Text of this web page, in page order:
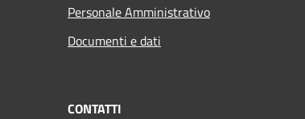
Personale Amministrativo
Documenti e dati
CONTATTI